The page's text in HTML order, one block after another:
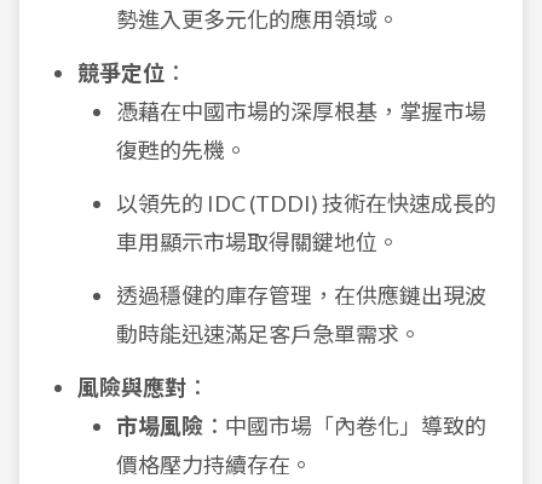
勢進入更多元化的應用領域。
競爭定位 ：
憑藉在中國市場的深厚根基，掌握市場
復甦的先機。
以領先的 IDC (TDDI) 技術在快速成長的
車用顯示市場取得關鍵地位。
透過穩健的庫存管理，在供應鏈出現波
動時能迅速滿足客戶急單需求。
風險與應對 ：
市場風險 ：中國市場「內卷化」導致的
價格壓力持續存在。